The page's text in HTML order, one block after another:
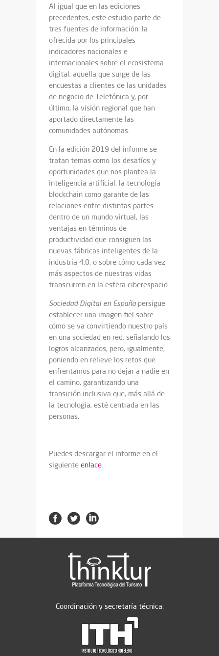
Al igual que en las ediciones
precedentes, este estudio parte de
tres fuentes de información: la
ofrecida por los principales
indicadores nacionales e
internacionales sobre el ecosistema
digital, aquella que surge de las
encuestas a clientes de las unidades
de negocio de Telefónica y, por
último, la visión regional que han
aportado directamente las
comunidades autónomas.
En la edición 2019 del informe se
tratan temas como los desafíos y
oportunidades que nos plantea la
inteligencia artificial, la tecnología
blockchain como garante de las
relaciones entre distintas partes
dentro de un mundo virtual, las
ventajas en términos de
productividad que consiguen las
nuevas fábricas inteligentes de la
industria 4.0, o sobre cómo cada vez
más aspectos de nuestras vidas
transcurren en la esfera ciberespacio.
Sociedad Digital en España persigue
establecer una imagen fiel sobre
cómo se va convirtiendo nuestro país
en una sociedad en red, señalando los
logros alcanzados, pero, igualmente,
poniendo en relieve los retos que
enfrentamos para no dejar a nadie en
el camino, garantizando una
transición inclusiva que, más allá de
la tecnología, esté centrada en las
personas.
Puedes descargar el informe en el
siguiente enlace.
Coordinación y secretaría técnica: